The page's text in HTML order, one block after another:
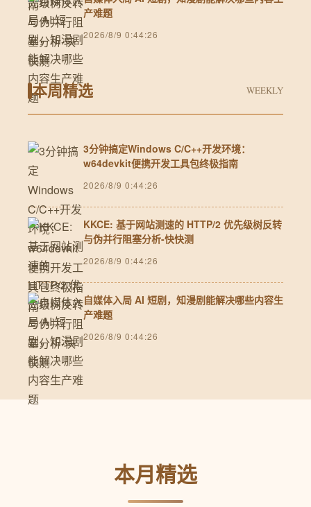
产难题
2026/8/9 0:44:26
本周精选 WEEKLY
3分钟搞定Windows C/C++开发环境：
w64devkit便携开发工具包终极指南
2026/8/9 0:44:26
KKCE: 基于网站测速的 HTTP/2 优先级树反转
与伪并行阻塞分析-快快测
2026/8/9 0:44:26
自媒体入局 AI 短剧，知漫剧能解决哪些内容生
产难题
2026/8/9 0:44:26
本月精选